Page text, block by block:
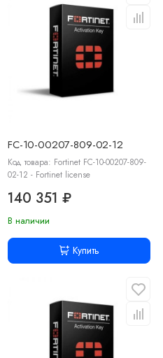
FC-10-00207-809-02-12
Код товара: Fortinet FC-10-00207-809-
02-12 - Fortinet license
140 351 ₽
В наличии
Купить